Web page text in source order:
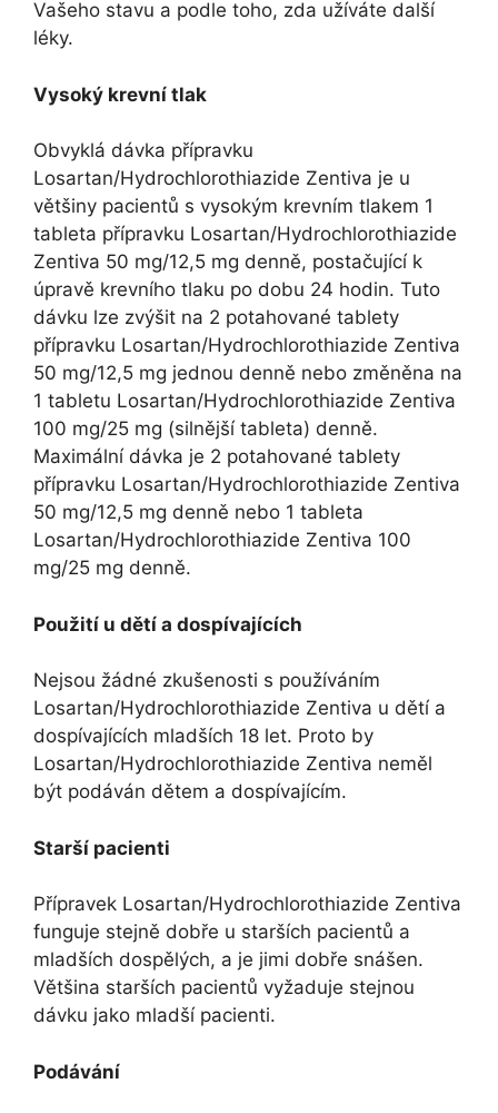
Vašeho stavu a podle toho, zda užíváte další
léky.
Vysoký krevní tlak
Obvyklá dávka přípravku
Losartan/Hydrochlorothiazide Zentiva je u
většiny pacientů s vysokým krevním tlakem 1
tableta přípravku Losartan/Hydrochlorothiazide
Zentiva 50 mg/12,5 mg denně, postačující k
úpravě krevního tlaku po dobu 24 hodin. Tuto
dávku lze zvýšit na 2 potahované tablety
přípravku Losartan/Hydrochlorothiazide Zentiva
50 mg/12,5 mg jednou denně nebo změněna na
1 tabletu Losartan/Hydrochlorothiazide Zentiva
100 mg/25 mg (silnější tableta) denně.
Maximální dávka je 2 potahované tablety
přípravku Losartan/Hydrochlorothiazide Zentiva
50 mg/12,5 mg denně nebo 1 tableta
Losartan/Hydrochlorothiazide Zentiva 100
mg/25 mg denně.
Použití u dětí a dospívajících
Nejsou žádné zkušenosti s používáním
Losartan/Hydrochlorothiazide Zentiva u dětí a
dospívajících mladších 18 let. Proto by
Losartan/Hydrochlorothiazide Zentiva neměl
být podáván dětem a dospívajícím.
Starší pacienti
Přípravek Losartan/Hydrochlorothiazide Zentiva
funguje stejně dobře u starších pacientů a
mladších dospělých, a je jimi dobře snášen.
Většina starších pacientů vyžaduje stejnou
dávku jako mladší pacienti.
Podávání